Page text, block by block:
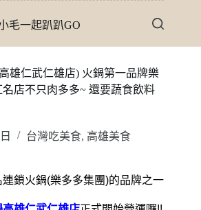
毛一起趴趴GO
雄仁武仁雄店) 火鍋第一品牌樂
店不只肉多多~ 還要蔬食飲料
台灣吃美食, 高雄美食
鎖火鍋(樂多多集團)的品牌之一